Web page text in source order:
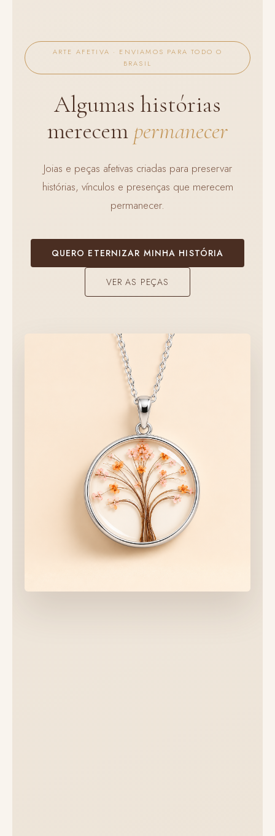
ARTE AFETIVA · ENVIAMOS PARA TODO O
BRASIL
Algumas histórias
merecem permanecer
Joias e peças afetivas criadas para preservar
histórias, vínculos e presenças que merecem
permanecer.
QUERO ETERNIZAR MINHA HISTÓRIA
VER AS PEÇAS